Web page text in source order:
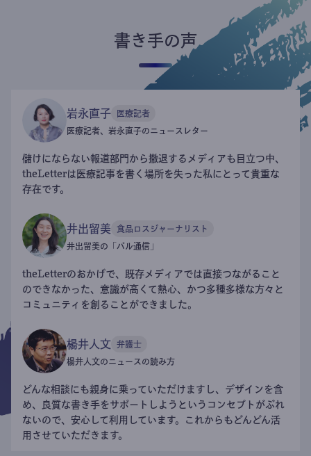
書き手の声
岩永直子 医療記者
医療記者、岩永直子のニュースレター
儲けにならない報道部門から撤退するメディアも目立つ中、
theLetterは医療記事を書く場所を失った私にとって貴重な
存在です。
井出留美 食品ロスジャーナリスト
井出留美の「パル通信」
theLetterのおかげで、既存メディアでは直接つながること
のできなかった、意識が高くて熱心、かつ多種多様な方々と
コミュニティを創ることができました。
楊井人文 弁護士
楊井人文のニュースの読み方
どんな相談にも親身に乗っていただけますし、デザインを含
め、良質な書き手をサポートしようというコンセプトがぶれ
ないので、安心して利用しています。これからもどんどん活
用させていただきます。